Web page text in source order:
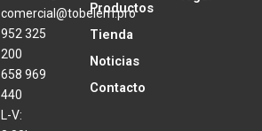
comercial@tobelem.pro
952 325
200
658 969
440
L-V:
Productos
Tienda
Noticias
Contacto